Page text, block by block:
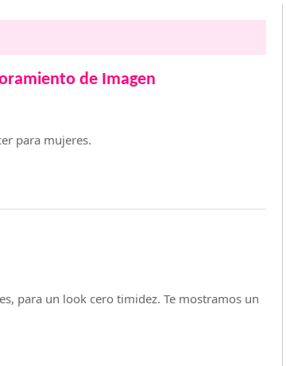
de Imagen
para mujeres.
para un look cero timidez. Te mostramos un